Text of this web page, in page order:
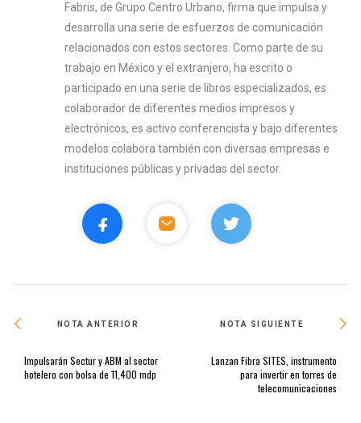
Fabris, de Grupo Centro Urbano, firma que impulsa y
desarrolla una serie de esfuerzos de comunicación
relacionados con estos sectores. Como parte de su
trabajo en México y el extranjero, ha escrito o
participado en una serie de libros especializados, es
colaborador de diferentes medios impresos y
electrónicos, es activo conferencista y bajo diferentes
modelos colabora también con diversas empresas e
instituciones públicas y privadas del sector.
NOTA ANTERIOR
Impulsarán Sectur y ABM al sector
hotelero con bolsa de 11,400 mdp
NOTA SIGUIENTE
Lanzan Fibra SITES, instrumento
para invertir en torres de
telecomunicaciones